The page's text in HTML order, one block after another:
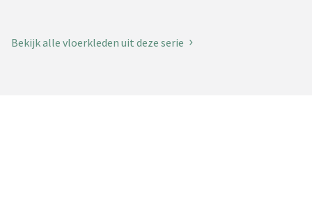
Bekijk alle vloerkleden uit deze serie